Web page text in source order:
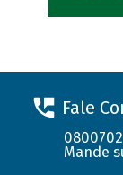
Fale
Mande